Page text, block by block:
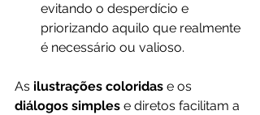
evitando o desperdício e
priorizando aquilo que realmente
é necessário ou valioso.
As ilustrações coloridas e os
diálogos simples e diretos facilitam a